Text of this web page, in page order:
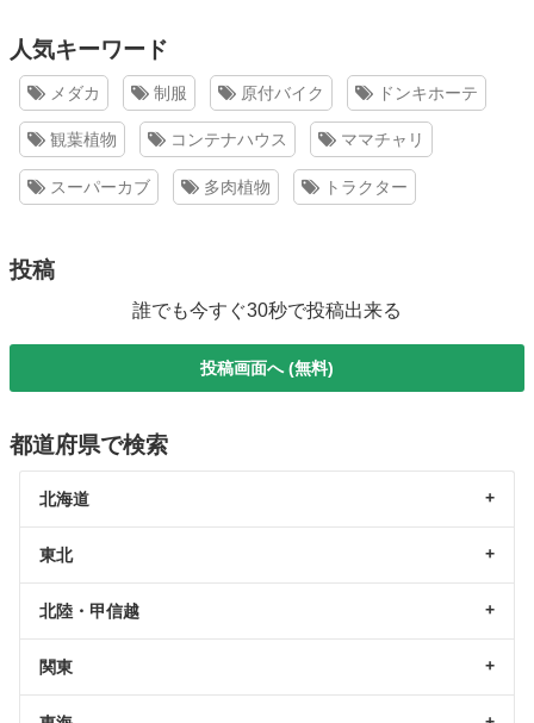
人気キーワード
メダカ 制服 原付バイク ドンキホーテ
観葉植物 コンテナハウス ママチャリ
スーパーカブ 多肉植物 トラクター
投稿
誰でも今すぐ30秒で投稿出来る
投稿画面へ (無料)
都道府県で検索
北海道
東北
北陸・甲信越
関東